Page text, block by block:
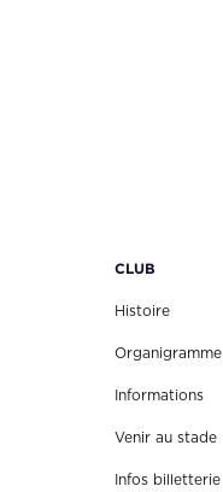
CLUB
Histoire
Organigramme
Informations
Venir au stade
Infos billetterie